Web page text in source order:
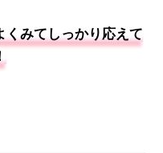
くみてしっかり応えて